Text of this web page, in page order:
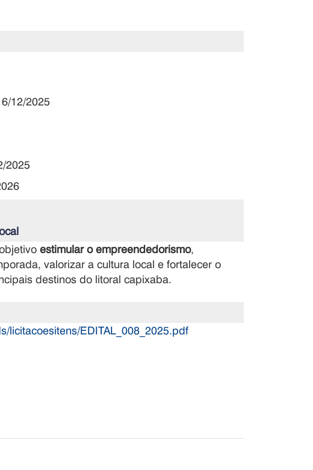
12/2025
2025
estimular o empreendedorismo,
valorizar a cultura local e fortalecer o
destinos do litoral capixaba.
licitacoesitens/EDITAL_008_2025.pdf